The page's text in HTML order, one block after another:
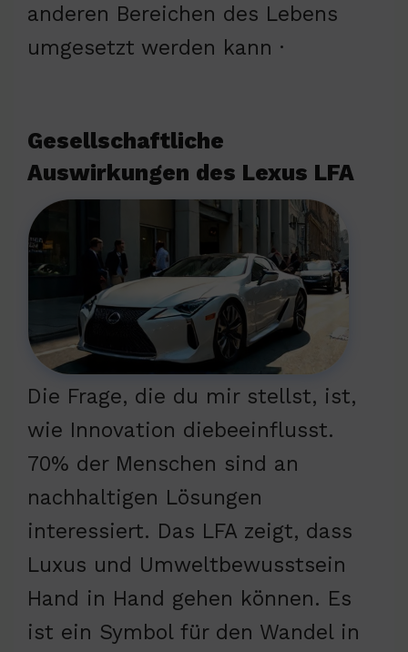
anderen Bereichen des Lebens
umgesetzt werden kann ·
Gesellschaftliche
Auswirkungen des Lexus LFA
Die Frage, die du mir stellst, ist,
wie Innovation diebeeinflusst.
70% der Menschen sind an
nachhaltigen Lösungen
interessiert. Das LFA zeigt, dass
Luxus und Umweltbewusstsein
Hand in Hand gehen können. Es
ist ein Symbol für den Wandel in